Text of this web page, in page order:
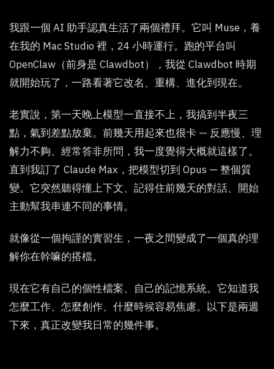
我跟一個 AI 助手認真生活了兩個禮拜。它叫 Muse，養
在我的 Mac Studio 裡，24 小時運行。跑的平台叫
OpenClaw（前身是 Clawdbot），我從 Clawdbot 時期
就開始玩了，一路看著它改名、重構、進化到現在。
老實說，第一天晚上模型一直接不上，我搞到半夜三
點，氣到差點放棄。前幾天用起來也很卡 — 反應慢、理
解力不夠、經常答非所問，我一度覺得大概就這樣了。
直到我訂了 Claude Max，把模型切到 Opus — 整個質
變。它突然聽得懂上下文、記得住前幾天的對話、開始
主動幫我串連不同的事情。
就像從一個拘謹的實習生，一夜之間變成了一個真的理
解你在幹嘛的搭檔。
現在它有自己的個性檔案、自己的記憶系統。它知道我
怎麼工作、怎麼創作、什麼時候容易焦慮。以下是兩週
下來，真正改變我日常的幾件事。